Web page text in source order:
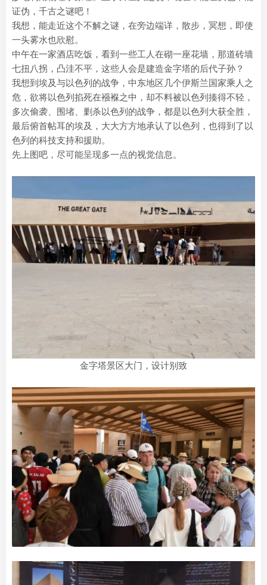
证伪，千古之谜吧！
我想，能走近这个不解之谜，在旁边端详，散步，冥想，即使
一头雾水也欣慰。
中午在一家酒店吃饭，看到一些工人在砌一座花墙，那道砖墙
七扭八拐，凸洼不平，这些人会是建造金字塔的后代子孙？
我想到埃及与以色列的战争，中东地区几个伊斯兰国家乘人之
危，欲将以色列掐死在襁褓之中，却不料被以色列揍得不轻，
多次偷袭、围堵、剿杀以色列的战争，都是以色列大获全胜，
最后俯首帖耳的埃及，大大方方地承认了以色列，也得到了以
色列的科技支持和援助。
先上图吧，尽可能呈现多一点的视觉信息。
金字塔景区大门，设计别致